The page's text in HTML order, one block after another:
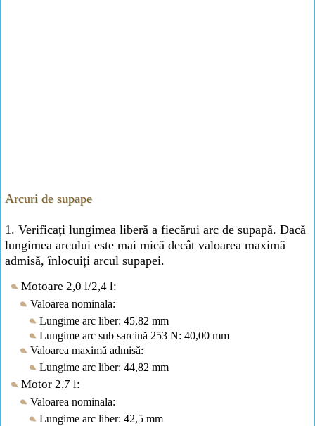
Arcuri de supape
1. Verificați lungimea liberă a fiecărui arc de supapă. Dacă
lungimea arcului este mai mică decât valoarea maximă
admisă, înlocuiți arcul supapei.
Motoare 2,0 l/2,4 l:
Valoarea nominala:
Lungime arc liber: 45,82 mm
Lungime arc sub sarcină 253 N: 40,00 mm
Valoarea maximă admisă:
Lungime arc liber: 44,82 mm
Motor 2,7 l:
Valoarea nominala:
Lungime arc liber: 42,5 mm